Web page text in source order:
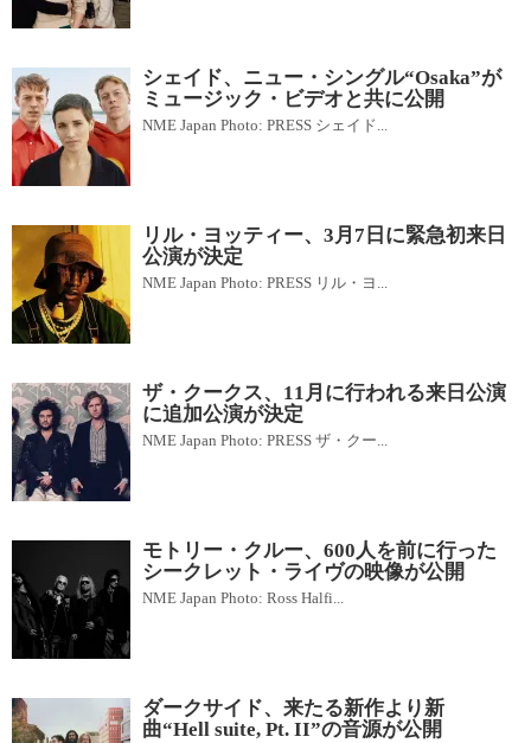
シェイド、ニュー・シングル“Osaka”が
ミュージック・ビデオと共に公開
NME Japan Photo: PRESS シェイド...
リル・ヨッティー、3月7日に緊急初来日
公演が決定
NME Japan Photo: PRESS リル・ヨ...
ザ・クークス、11月に行われる来日公演
に追加公演が決定
NME Japan Photo: PRESS ザ・クー...
モトリー・クルー、600人を前に行った
シークレット・ライヴの映像が公開
NME Japan Photo: Ross Halfi...
ダークサイド、来たる新作より新
曲“Hell suite, Pt. II”の音源が公開